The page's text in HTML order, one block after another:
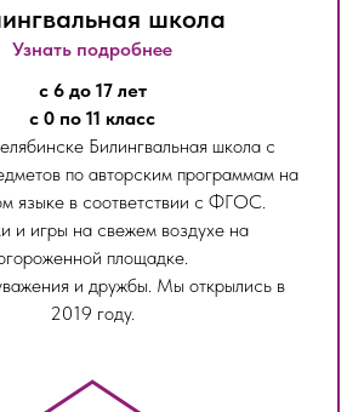
школа
Узнать подробнее
с 6 до 17 лет
с 0 по 11 класс
Билингвальная школа с
по авторским программам на
языке в соответствии с ФГОС.
и игры на свежем воздухе на
площадке.
и дружбы. Мы открылись в
2019 году.